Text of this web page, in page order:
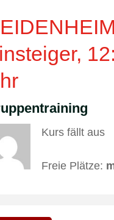
Kurs fällt aus
Freie Plätze: